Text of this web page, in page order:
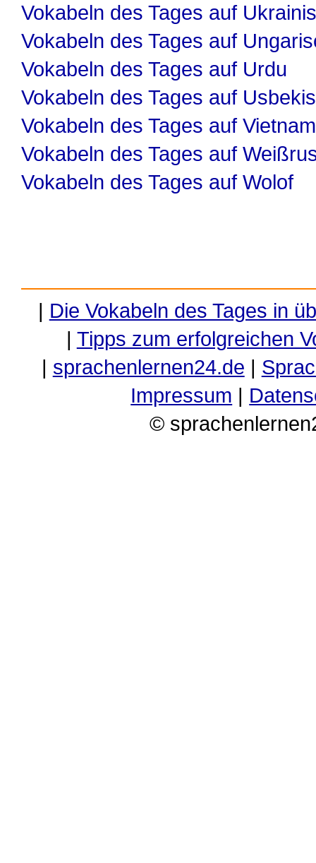
Vokabeln des Tages auf
Vokabeln des Tages auf
Vokabeln des Tages auf Urdu
Vokabeln des Tages auf
Vokabeln des Tages auf
Vokabeln des Tages auf
Vokabeln des Tages auf Wolof
| Die Vokabeln des Tages in
| Tipps zum erfolgreichen
| sprachenlernen24.de |
Impressum |
©